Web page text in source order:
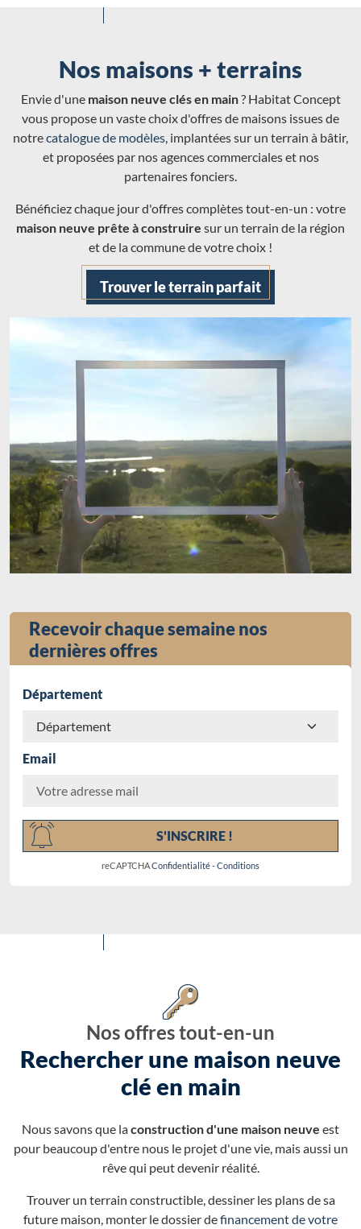
Nos maisons + terrains
Envie d'une maison neuve clés en main? Habitat Concept
vous propose un vaste choix d'offres de maisons issues de
notrecatalogue de modèles, implantées sur un terrain à bâtir,
et proposées par nos agences commerciales et nos
partenaires fonciers.
Bénéficiez chaque jour d'offres complètes tout-en-un : votre
maison neuve prête à construire sur un terrain de la région
et de la commune de votre choix !
Trouver le terrain parfait
Recevoir chaque semaine nos
dernières offres
Département
Email
S'INSCRIRE !
reCAPTCHAConfidentialité-Conditions
Nos offres tout-en-un
Rechercher une maison neuve
clé en main
Nous savons que laconstruction d'une maison neuve est
pour beaucoup d'entre nous le projet d'une vie, mais aussi un
rêve qui peut devenir réalité.
Trouver un terrain constructible, dessiner les plans de sa
future maison, monter le dossier definancement de votre